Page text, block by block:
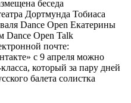
беседа
Дортмунда Тобиаса
Dance Open Екатерины
Dance Open Talk
почте:
с 9 апреля можно
который за пару дней
балета солистка